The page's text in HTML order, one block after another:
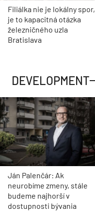
Filiálka nie je lokálny spor,
je to kapacitná otázka
železničného uzla
Bratislava
DEVELOPMENT
Ján Palenčár: Ak
neurobíme zmeny, stále
budeme najhorší v
dostupnosti bývania